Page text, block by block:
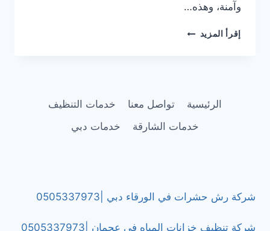
وآمنة، وهذه…
إقرأ المزيد شركة
|0505337973
الرئيسية تواصل معنا
خدمات التنظيف
خدمات الشارقة
خدمات دبي
شركة رش حشرات في الورقاء دبي |0505337973
شركة تنظيف خزانات المياه في عجمان |0505337973